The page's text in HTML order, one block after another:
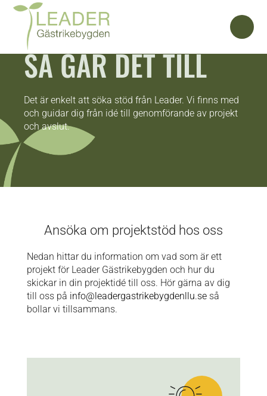
SÅ GÅR DET TILL
Det är enkelt att söka stöd från Leader. Vi finns med
och guidar dig från idé till genomförande av projekt
och avslut.
Ansöka om projektstöd hos oss
Nedan hittar du information om vad som är ett
projekt för Leader Gästrikebygden och hur du
skickar in din projektidé till oss. Hör gärna av dig
till oss på info@leadergastrikebygdenllu.seså
bollar vi tillsammans.